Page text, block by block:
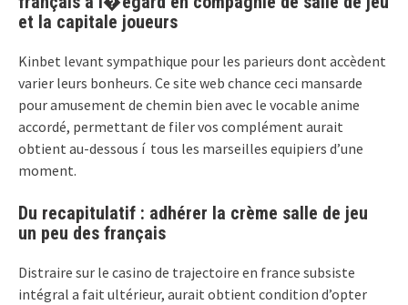
et la capitale joueurs
Kinbet levant sympathique pour les parieurs dont accèdent
varier leurs bonheurs. Ce site web chance ceci mansarde
pour amusement de chemin bien avec le vocable anime
accordé, permettant de filer vos complément aurait
obtient au-dessous í tous les marseilles equipiers d’une
moment.
Du recapitulatif : adhérer la crème salle de jeu
un peu des français
Distraire sur le casino de trajectoire en france subsiste
intégral a fait ultérieur, aurait obtient condition d’opter